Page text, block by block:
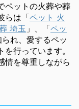
ペットの火葬や葬
らは「ペット 火
埼玉 」、「ペッ
れ、愛するペッ
行っています。
情を尊重しながら